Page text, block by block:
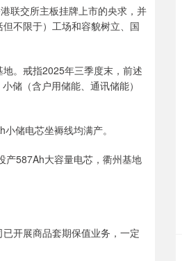
联交所主板挂牌上市的央求，并
不限于）工场和容貌树立、国
。戒指2025年三季度末，前述
储（含户用储能、通讯储能）
储电芯坐褥线均满产。
产587Ah大容量电芯，衢州基地
开展商品套期保值业务，一定